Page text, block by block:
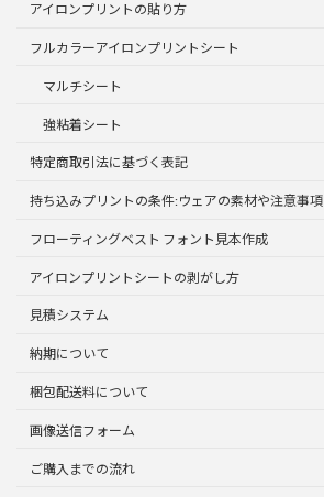
アイロンプリントの貼り方
フルカラーアイロンプリントシート
マルチシート
強粘着シート
特定商取引法に基づく表記
持ち込みプリントの条件:ウェアの素材や注意事項
フローティングベスト フォント見本作成
アイロンプリントシートの剥がし方
見積システム
納期について
梱包配送料について
画像送信フォーム
ご購入までの流れ